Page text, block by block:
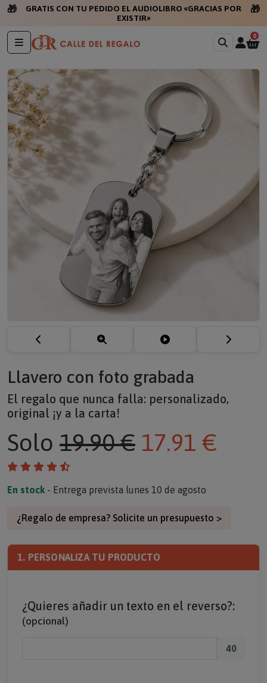
🎁
GRATIS CON TU PEDIDO EL AUDIOLIBRO «GRACIAS POR
EXISTIR»
🎁
0
Llavero con foto grabada
El regalo que nunca falla: personalizado,
original ¡y a la carta!
Solo 19.90 € 17.91 €
En stock - Entrega prevista lunes 10 de agosto
¿Regalo de empresa? Solicite un presupuesto >
1. PERSONALIZA TU PRODUCTO
¿Quieres añadir un texto en el reverso?:
(opcional)
40